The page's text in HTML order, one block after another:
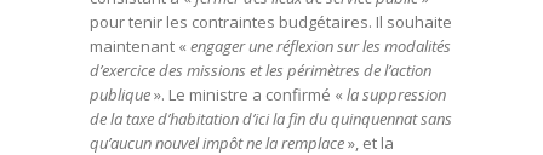
pour tenir les contraintes budgétaires. Il souhaite
maintenant « engager une réflexion sur les modalités
d’exercice des missions et les périmètres de l’action
publique». Le ministre a confirmé « la suppression
de la taxe d’habitation d’ici la fin du quinquennat sans
qu’aucun nouvel impôt ne la remplace», et la